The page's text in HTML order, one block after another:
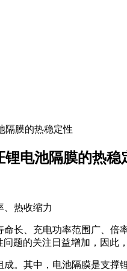
隔膜的热稳定性
锂电池隔膜的热稳
、热收缩力
长、充电功率范围广、
题的关注日益增加，因此
。其中，电池隔膜是支